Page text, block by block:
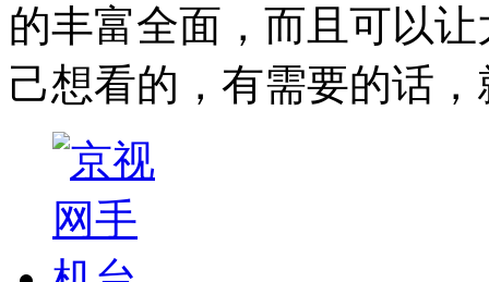
的丰富全面，而且可以
己想看的，有需要的话